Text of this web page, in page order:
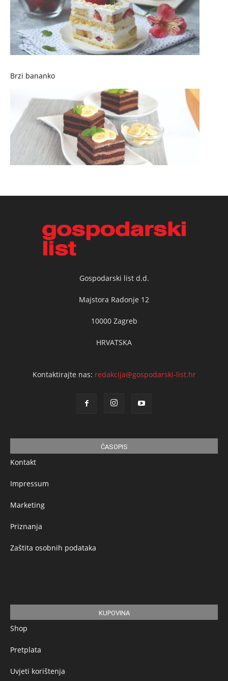
Brzi bananko
Gospodarski list d.d.
Majstora Radonje 12
10000 Zagreb
HRVATSKA
Kontaktirajte nas: redakcija@gospodarski-list.hr
ČASOPIS
Kontakt
Impressum
Marketing
Priznanja
Zaštita osobnih podataka
KUPOVINA
Shop
Pretplata
Uvjeti korištenja